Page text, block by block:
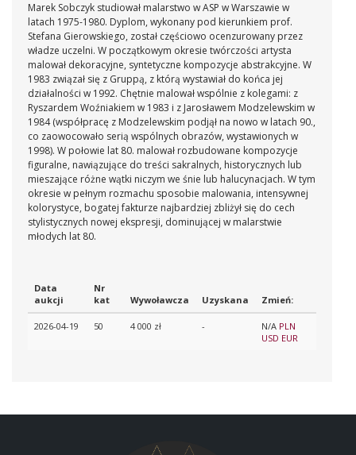
Marek Sobczyk studiował malarstwo w ASP w Warszawie w
latach 1975-1980. Dyplom, wykonany pod kierunkiem prof.
Stefana Gierowskiego, został częściowo ocenzurowany przez
władze uczelni. W początkowym okresie twórczości artysta
malował dekoracyjne, syntetyczne kompozycje abstrakcyjne. W
1983 związał się z Gruppą, z którą wystawiał do końca jej
działalności w 1992. Chętnie malował wspólnie z kolegami: z
Ryszardem Woźniakiem w 1983 i z Jarosławem Modzelewskim w
1984 (współpracę z Modzelewskim podjął na nowo w latach 90.,
co zaowocowało serią wspólnych obrazów, wystawionych w
1998). W połowie lat 80. malował rozbudowane kompozycje
figuralne, nawiązujące do treści sakralnych, historycznych lub
mieszające różne wątki niczym we śnie lub halucynacjach. W tym
okresie w pełnym rozmachu sposobie malowania, intensywnej
kolorystyce, bogatej fakturze najbardziej zbliżył się do cech
stylistycznych nowej ekspresji, dominującej w malarstwie
młodych lat 80.
Data
aukcji
Nr
kat
Wywoławcza Uzyskana Zmień:
2026-04-19 50 4 000 zł - N/A PLN
USD EUR